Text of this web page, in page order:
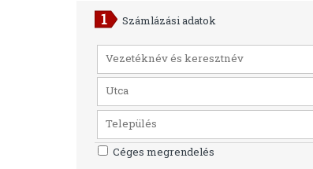
Számlázási adatok
Céges megrendelés